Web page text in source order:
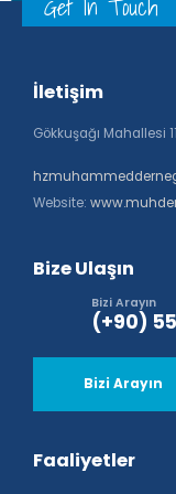
Get In Touch
İletişim
Gökkuşağı Mahallesi
Website:
Bize Ulaşın
Bizi Arayın
(+90)
Bizi Arayın
Faaliyetler